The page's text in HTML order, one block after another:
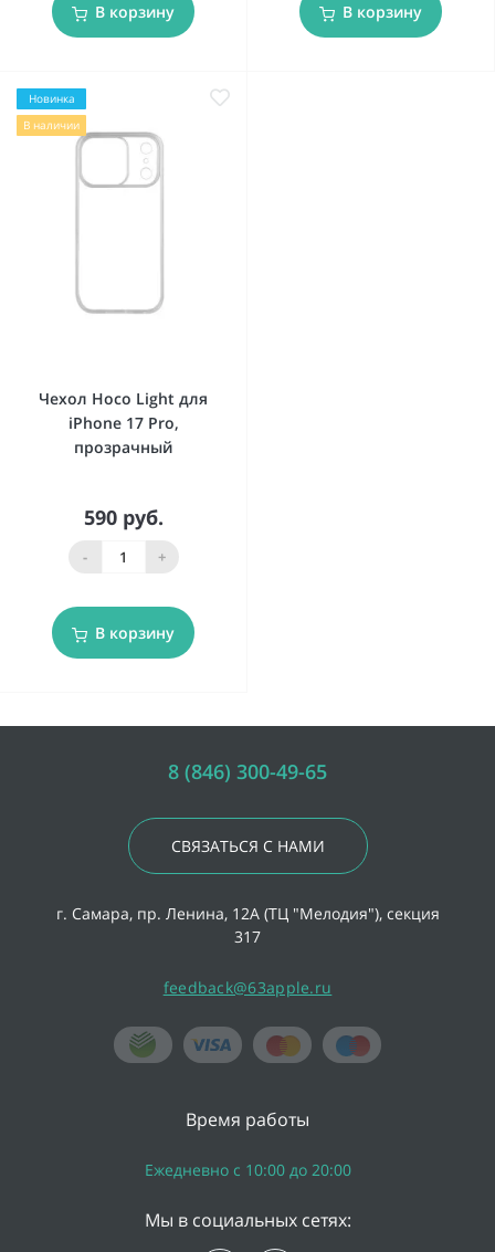
В корзину В корзину
Новинка
В наличии
Чехол Hoco Light для
iPhone 17 Pro,
прозрачный
590 руб.
- +
В корзину
8 (846) 300-49-65
СВЯЗАТЬСЯ С НАМИ
г. Самара, пр. Ленина, 12А (ТЦ "Мелодия"), секция
317
feedback@63apple.ru
Время работы
Ежедневно с 10:00 до 20:00
Мы в социальных сетях: